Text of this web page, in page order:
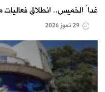
غداً الخميس.. انطلاق فعاليات